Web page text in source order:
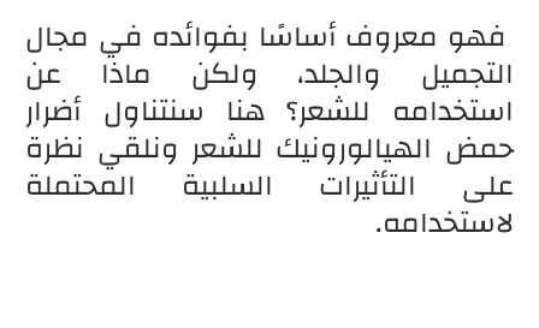
فهو معروف أساسًا بفوائده في مجال
التجميل والجلد، ولكن ماذا عن
استخدامه للشعر؟ هنا سنتناول أضرار
حمض الهيالورونيك للشعر ونلقي نظرة
على التأثيرات السلبية المحتملة
لاستخدامه.